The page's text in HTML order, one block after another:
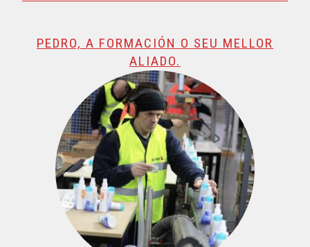
PEDRO, A FORMACIÓN O SEU MELLOR
ALIADO.